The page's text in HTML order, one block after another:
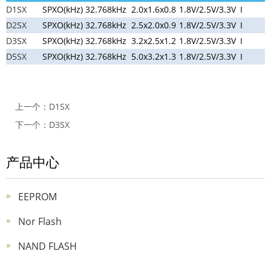
D1SX SPXO(kHz) 32.768kHz 2.0x1.6x0.8 1.8V/2.5V/3.3V I
D2SX
SPXO(kHz) 32.768kHz 2.5x2.0x0.9 1.8V/2.5V/3.3V I
D3SX
SPXO(kHz) 32.768kHz 3.2x2.5x1.2 1.8V/2.5V/3.3V I
D5SX
SPXO(kHz) 32.768kHz 5.0x3.2x1.3 1.8V/2.5V/3.3V I
上一个： D1SX
下一个： D3SX
产品中心
EEPROM
Nor Flash
NAND FLASH